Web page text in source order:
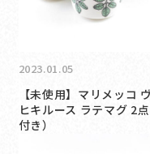
2023.01.05
【未使用】マリメッコ
ヒキルース ラテマグ 2
付き）